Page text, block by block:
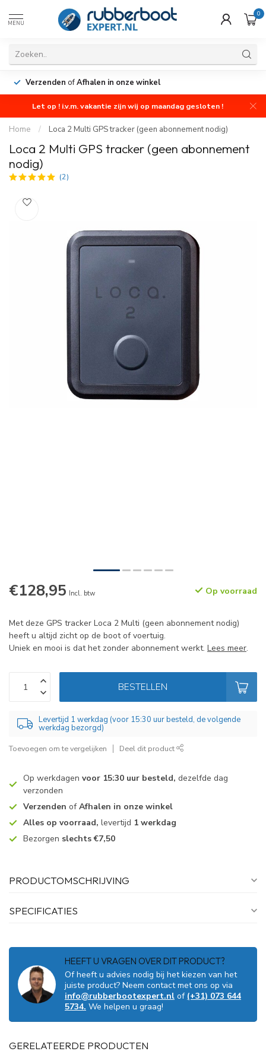
MENU
0
Verzenden ofAfhalen in onze winkel
Let op ! i.v.m. vakantie zijn wij op maandag gesloten !
Home / Loca 2 Multi GPS tracker (geen abonnement nodig)
Loca 2 Multi GPS tracker (geen abonnement
nodig)
(2)
€128,95 Incl. btw Op voorraad
Met deze GPS tracker Loca 2 Multi (geen abonnement nodig)
heeft u altijd zicht op de boot of voertuig.
Uniek en mooi is dat het zonder abonnement werkt. Lees meer.
BESTELLEN
Levertijd 1 werkdag (voor 15:30 uur besteld, de volgende
werkdag bezorgd)
Toevoegen om te vergelijken Deel dit product
Op werkdagen voor 15:30 uur besteld, dezelfde dag
verzonden
Verzenden ofAfhalen in onze winkel
Alles op voorraad, levertijd 1 werkdag
Bezorgen slechts €7,50
PRODUCTOMSCHRIJVING
SPECIFICATIES
HEEFT U VRAGEN OVER DIT PRODUCT?
Of heeft u advies nodig bij het kiezen van het
juiste product? Neem contact met ons op via
info@rubberbootexpert.nl of (+31) 073 644
5734. We helpen u graag!
GERELATEERDE PRODUCTEN